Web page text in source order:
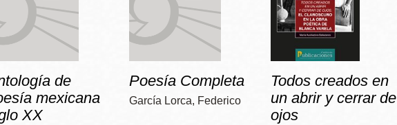
de
mexicana
XX
Poesía Completa
García Lorca, Federico
Todos creados en
un abrir y cerrar de
ojos